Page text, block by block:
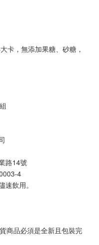
卡，無添加果糖、砂糖，
路14號
4
飲用。
商品必須是全新且包裝完